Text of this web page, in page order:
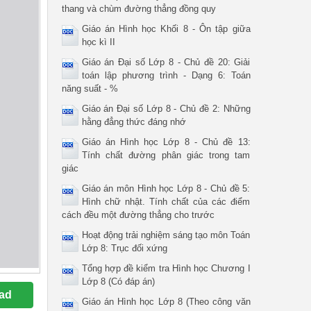
thang và chùm đường thẳng đồng quy
Giáo án Hình học Khối 8 - Ôn tập giữa
học kì II
Giáo án Đại số Lớp 8 - Chủ đề 20: Giải
toán lập phương trình - Dạng 6: Toán
năng suất - %
Giáo án Đại số Lớp 8 - Chủ đề 2: Những
hằng đẳng thức đáng nhớ
Giáo án Hình học Lớp 8 - Chủ đề 13:
Tính chất đường phân giác trong tam
giác
Giáo án môn Hình học Lớp 8 - Chủ đề 5:
Hình chữ nhật. Tính chất của các điểm
cách đều một đường thẳng cho trước
Hoạt động trải nghiệm sáng tạo môn Toán
Lớp 8: Trục đối xứng
Tổng hợp đề kiểm tra Hình học Chương I
Lớp 8 (Có đáp án)
Giáo án Hình học Lớp 8 (Theo công văn